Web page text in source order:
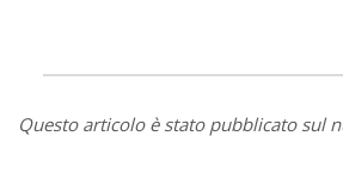
Questo articolo è stato pubblicato sul